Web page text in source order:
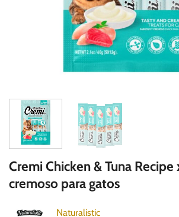
Cremi Chicken & Tuna Recipe
cremoso para gatos
Naturalistic